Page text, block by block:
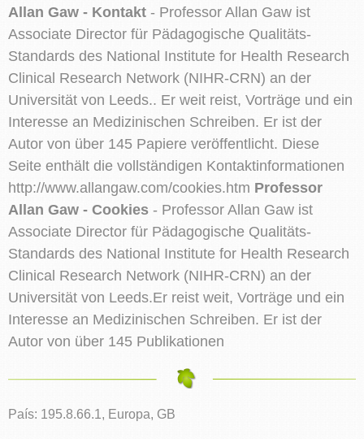
Allan Gaw - Kontakt - Professor Allan Gaw ist
Associate Director für Pädagogische Qualitäts-
Standards des National Institute for Health Research
Clinical Research Network (NIHR-CRN) an der
Universität von Leeds.. Er weit reist, Vorträge und ein
Interesse an Medizinischen Schreiben. Er ist der
Autor von über 145 Papiere veröffentlicht. Diese
Seite enthält die vollständigen Kontaktinformationen
http://www.allangaw.com/cookies.htm Professor
Allan Gaw - Cookies - Professor Allan Gaw ist
Associate Director für Pädagogische Qualitäts-
Standards des National Institute for Health Research
Clinical Research Network (NIHR-CRN) an der
Universität von Leeds.Er reist weit, Vorträge und ein
Interesse an Medizinischen Schreiben. Er ist der
Autor von über 145 Publikationen
País: 195.8.66.1, Europa, GB